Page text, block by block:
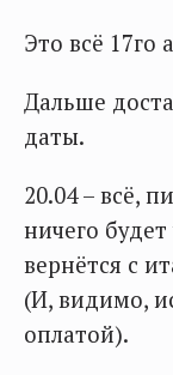
Это всё 17го
Дальше
даты.
20.04 – всё,
ничего
вернётся с
(И, видимо,
оплатой).